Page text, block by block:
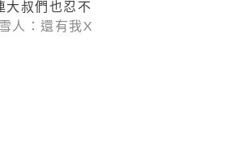
大叔們也忍不
雪人：還有我X